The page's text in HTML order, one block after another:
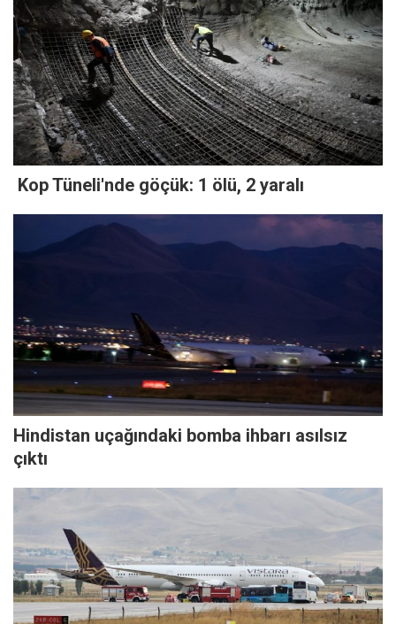
Kop Tüneli'nde göçük: 1 ölü, 2 yaralı
Hindistan uçağındaki bomba ihbarı asılsız
çıktı